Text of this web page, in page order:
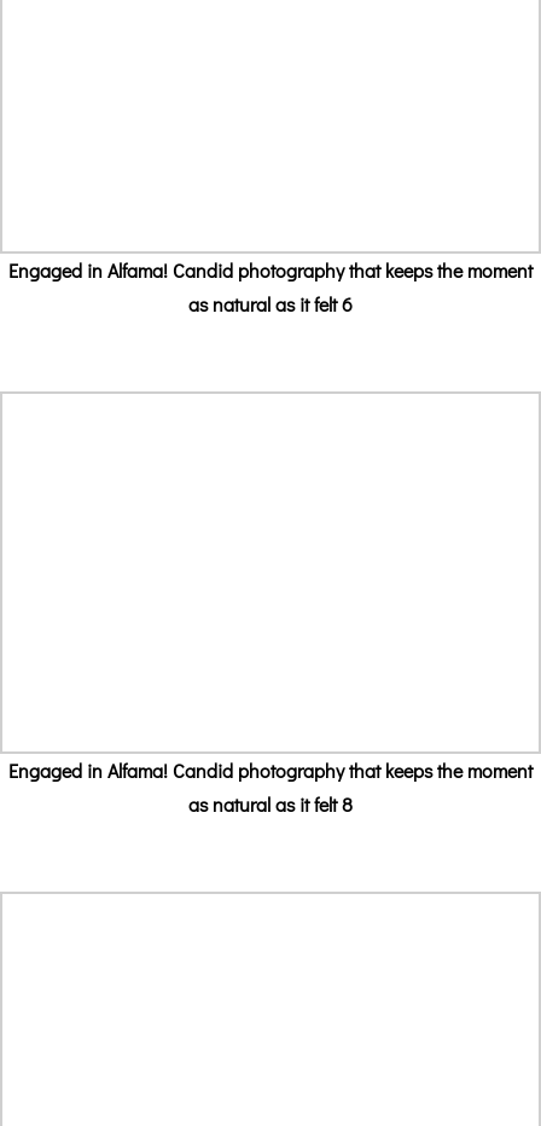
Engaged in Alfama! Candid photography that keeps the moment
as natural as it felt 6
Engaged in Alfama! Candid photography that keeps the moment
as natural as it felt 8